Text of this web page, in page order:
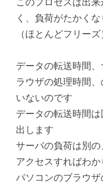
く、負荷がたかく
（ほとんどフリー
データの転送時間
ラウザの処理時間
いないのです
データの転送時間
出します
サーバの負荷は別
アクセスすればわか
パソコンのブラウ